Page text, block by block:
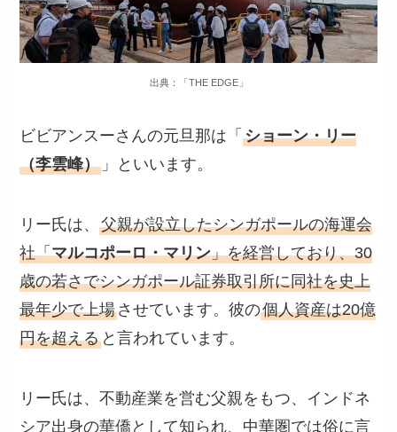
出典：「THE EDGE」
ビビアンスーさんの元旦那は「ショーン・リー
（李雲峰） 」といいます。
リー氏は、父親が設立したシンガポールの海運会
社「マルコポーロ・マリン」を経営しており、30
歳の若さでシンガポール証券取引所に同社を史上
最年少で上場させています。彼の個人資産は20億
円を超える と言われています。
リー氏は、不動産業を営む父親をもつ、インドネ
シア出身の華僑として知られ、中華圏では俗に言